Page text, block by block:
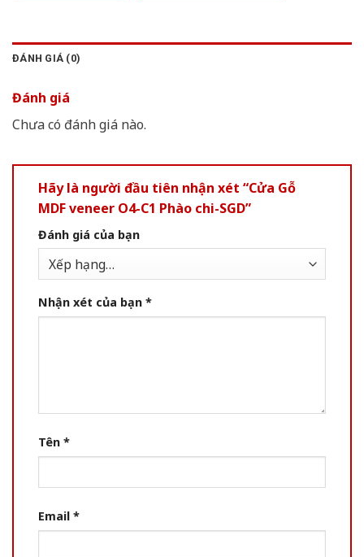
ĐÁNH GIÁ (0)
Đánh giá
Chưa có đánh giá nào.
Hãy là người đầu tiên nhận xét “Cửa Gỗ
MDF veneer O4-C1 Phào chi-SGD”
Đánh giá của bạn
Nhận xét của bạn *
Tên *
Email *